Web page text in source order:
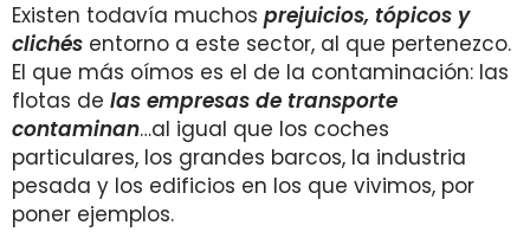
Existen todavía muchos prejuicios, tópicos y
clichés entorno a este sector, al que pertenezco.
El que más oímos es el de la contaminación: las
flotas de las empresas de transporte
contaminan…al igual que los coches
particulares, los grandes barcos, la industria
pesada y los edificios en los que vivimos, por
poner ejemplos.